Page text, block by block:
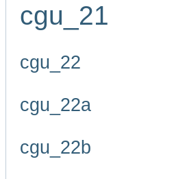
cgu_21
cgu_22
cgu_22a
cgu_22b